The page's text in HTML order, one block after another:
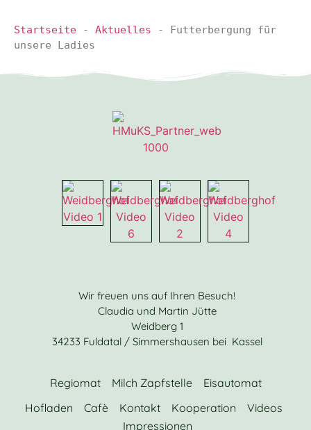
Startseite - Aktuelles - Futterbergung für
unsere Ladies
Wir freuen uns auf Ihren Besuch!
Claudia und Martin Jütte
Weidberg 1
34233 Fuldatal / Simmershausen bei Kassel
Regiomat Milch Zapfstelle
Eisautomat
Hofladen
Cafè Kontakt Kooperation
Videos
Impressionen